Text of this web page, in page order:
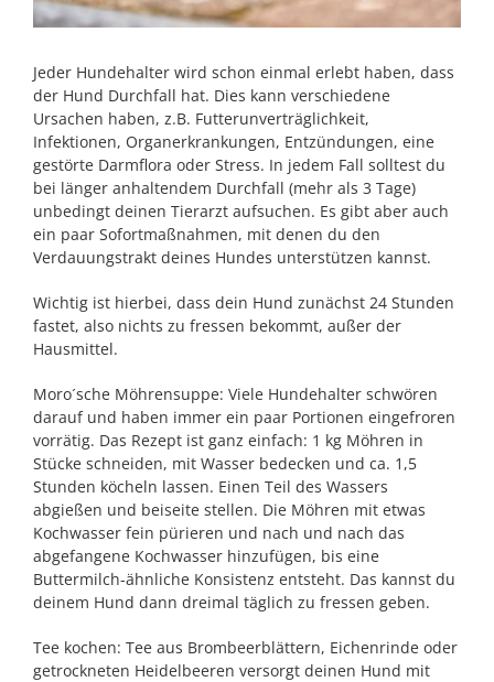
Jeder Hundehalter wird schon einmal erlebt haben, dass
der Hund Durchfall hat. Dies kann verschiedene
Ursachen haben, z.B. Futterunverträglichkeit,
Infektionen, Organerkrankungen, Entzündungen, eine
gestörte Darmflora oder Stress. In jedem Fall solltest du
bei länger anhaltendem Durchfall (mehr als 3 Tage)
unbedingt deinen Tierarzt aufsuchen. Es gibt aber auch
ein paar Sofortmaßnahmen, mit denen du den
Verdauungstrakt deines Hundes unterstützen kannst.
Wichtig ist hierbei, dass dein Hund zunächst 24 Stunden
fastet, also nichts zu fressen bekommt, außer der
Hausmittel.
Moro´sche Möhrensuppe: Viele Hundehalter schwören
darauf und haben immer ein paar Portionen eingefroren
vorrätig. Das Rezept ist ganz einfach: 1 kg Möhren in
Stücke schneiden, mit Wasser bedecken und ca. 1,5
Stunden köcheln lassen. Einen Teil des Wassers
abgießen und beiseite stellen. Die Möhren mit etwas
Kochwasser fein pürieren und nach und nach das
abgefangene Kochwasser hinzufügen, bis eine
Buttermilch-ähnliche Konsistenz entsteht. Das kannst du
deinem Hund dann dreimal täglich zu fressen geben.
Tee kochen: Tee aus Brombeerblättern, Eichenrinde oder
getrockneten Heidelbeeren versorgt deinen Hund mit